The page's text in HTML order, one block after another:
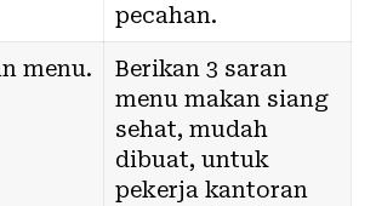
pecahan.
menu.
Berikan 3 saran
menu makan siang
sehat, mudah
dibuat, untuk
pekerja kantoran